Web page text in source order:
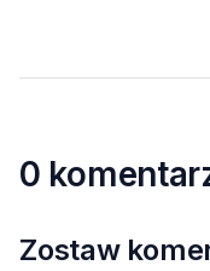
0
Zostaw